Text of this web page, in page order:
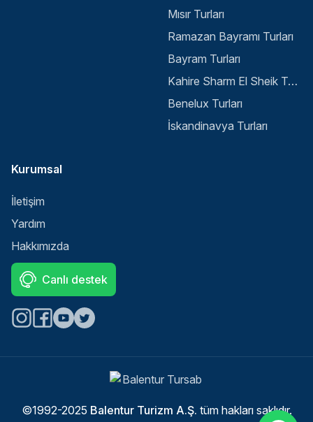
Mısır Turları
Ramazan Bayramı Turları
Bayram Turları
Kahire Sharm El Sheik Turu
Benelux Turları
İskandinavya Turları
Kurumsal
İletişim
Yardım
Hakkımızda
Canlı destek
©1992-2025 Balentur Turizm A.Ş. tüm hakları saklıdır.
Sitemizle ilgili deneyiminizi nasıl değerlendirirsiniz?
Select
Memnun değilim Çok memnunum